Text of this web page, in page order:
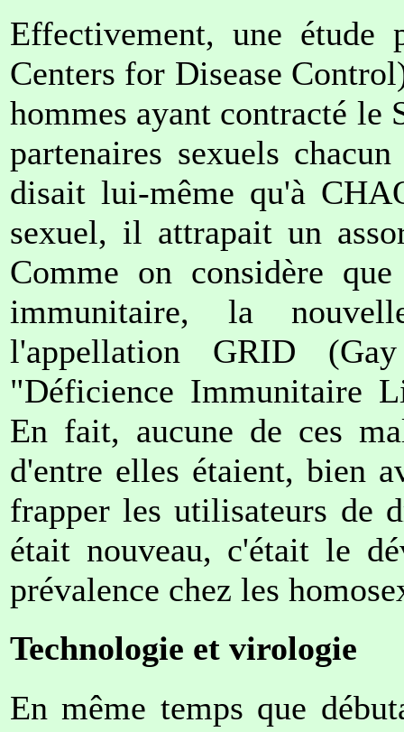
Effectivement, une étude
Centers for Disease
hommes ayant contracté le
partenaires sexuels
disait lui-même qu'à
sexuel, il attrapait un
Comme on considère
immunitaire, la
l'appellation GRID
"Déficience Immunitaire
En fait, aucune de ces
d'entre elles étaient, bien
frapper les utilisateurs de
était nouveau, c'était le
prévalence chez les
Technologie et virologie
En même temps que